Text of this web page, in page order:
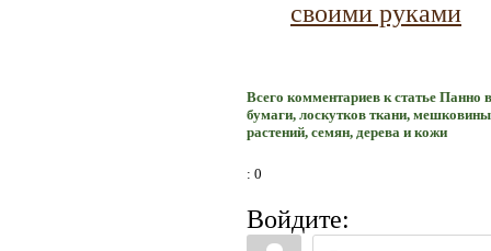
своими руками
Всего комментариев к статье Панно
бумаги, лоскутков ткани,
растений, семян, дерева и кожи
: 0
Войдите: